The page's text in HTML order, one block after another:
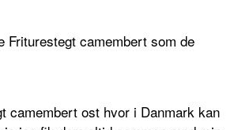
Friturestegt camembert som de
camembert ost hvor i Danmark kan